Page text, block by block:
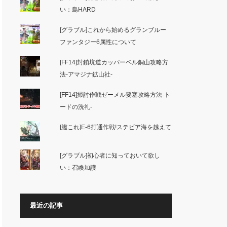
い：島HARD
[グラブル]これから始めるグランブルー
ファンタジー6属性について
[FF14]封鎖坑道カッパーベル銅山攻略方
法-アマジナ鉱山社-
[FF14]掃討作戦ゼーメル要塞攻略方法-ト
ードの洗礼-
[艦これ]E-6打通作戦!ステビア海を越えて
[グラブル]初心者に知っておいて欲し
い：召喚加護
最近の記事